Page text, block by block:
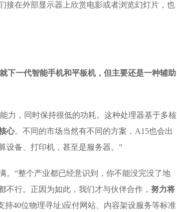
接在外部显示器上欣赏电影或者浏览幻灯片，也
下一代智能手机和平板机，但主要还是一种辅助
力，同时保持很低的功耗。这种处理器基于多核
心。不同的市场当然有不同的方案，A15也会出
设备、打印机，甚至是服务器。”
。“整个产业都已经意识到，你不能没完没了地
行。正因为如此，我们才与伙伴合作， 努力将
持40位物理寻址)应付网站、内容架设服务等标准